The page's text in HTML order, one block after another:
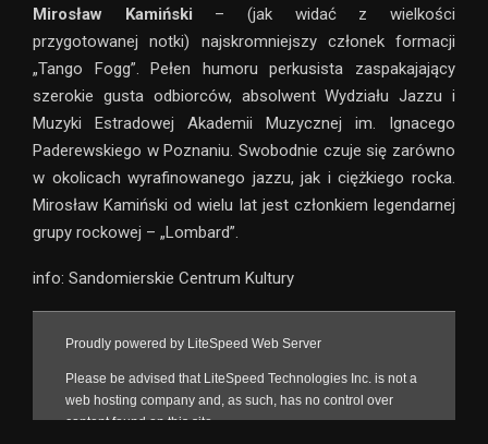
Mirosław Kamiński – (jak widać z wielkości
przygotowanej notki) najskromniejszy członek formacji
„Tango Fogg”. Pełen humoru perkusista zaspakajający
szerokie gusta odbiorców, absolwent Wydziału Jazzu i
Muzyki Estradowej Akademii Muzycznej im. Ignacego
Paderewskiego w Poznaniu. Swobodnie czuje się zarówno
w okolicach wyrafinowanego jazzu, jak i ciężkiego rocka.
Mirosław Kamiński od wielu lat jest członkiem legendarnej
grupy rockowej – „Lombard”.
info: Sandomierskie Centrum Kultury